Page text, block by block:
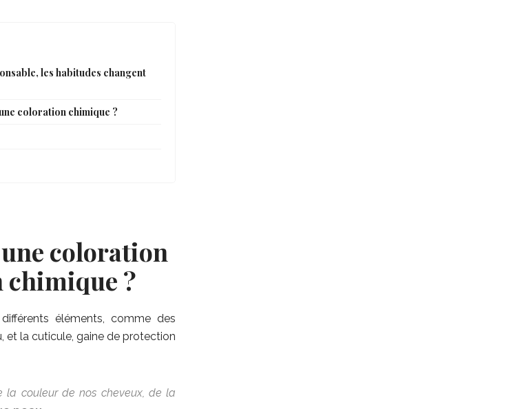
les habitudes changent
coloration chimique ?
coloration
chimique ?
éléments, comme des
et la cuticule, gaine de protection
la couleur de nos cheveux, de la